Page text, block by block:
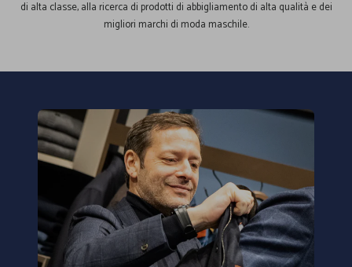
di alta classe, alla ricerca di prodotti di abbigliamento di alta qualità e dei
migliori marchi di moda maschile.